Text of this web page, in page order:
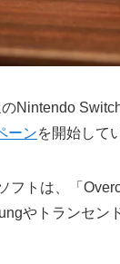
Nintendo
ーンを開始して
フトは、「
やトランセン